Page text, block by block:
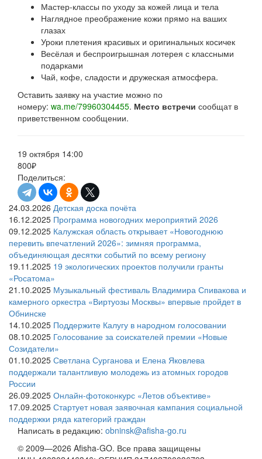
Мастер-классы по уходу за кожей лица и тела
Наглядное преображение кожи прямо на ваших
глазах
Уроки плетения красивых и оригинальных косичек
Весёлая и беспроигрышная лотерея с классными
подарками
Чай, кофе, сладости и дружеская атмосфера.
Оставить заявку на участие можно по
номеру: wa.me/79960304455. Место встречи сообщат в
приветственном сообщении.
19 октября 14:00
800₽
Поделиться:
24.03.2026 Детская доска почёта
16.12.2025 Программа новогодних мероприятий 2026
09.12.2025 Калужская область открывает «Новогоднюю
перевить впечатлений 2026»: зимняя программа,
объединяющая десятки событий по всему региону
19.11.2025 19 экологических проектов получили гранты
«Росатома»
21.10.2025 Музыкальный фестиваль Владимира Спивакова и
камерного оркестра «Виртуозы Москвы» впервые пройдет в
Обнинске
14.10.2025 Поддержите Калугу в народном голосовании
08.10.2025 Голосование за соискателей премии «Новые
Созидатели»
01.10.2025 Светлана Сурганова и Елена Яковлева
поддержали талантливую молодежь из атомных городов
России
26.09.2025 Онлайн-фотоконкурс «Летов объективе»
17.09.2025 Стартует новая заявочная кампания социальной
поддержки ряда категорий граждан
Написать в редакцию: obninsk@afisha-go.ru
© 2009—2026 Afisha-GO. Все права защищены